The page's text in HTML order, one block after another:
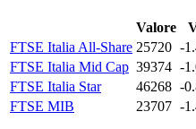
Valore
FTSE Italia All-Share 25720 -
FTSE Italia Mid Cap 39374 -
FTSE Italia Star
46268 -
FTSE MIB
23707 -